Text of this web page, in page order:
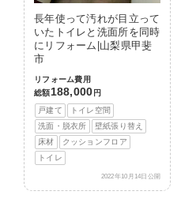
長年使って汚れが目立って
いたトイレと洗面所を同時
にリフォーム|山梨県甲斐
市
リフォーム費用
総額188,000 円
戸建て
トイレ空間
洗面・脱衣所
壁紙張り替え
床材
クッションフロア
トイレ
2022年10月14日公開